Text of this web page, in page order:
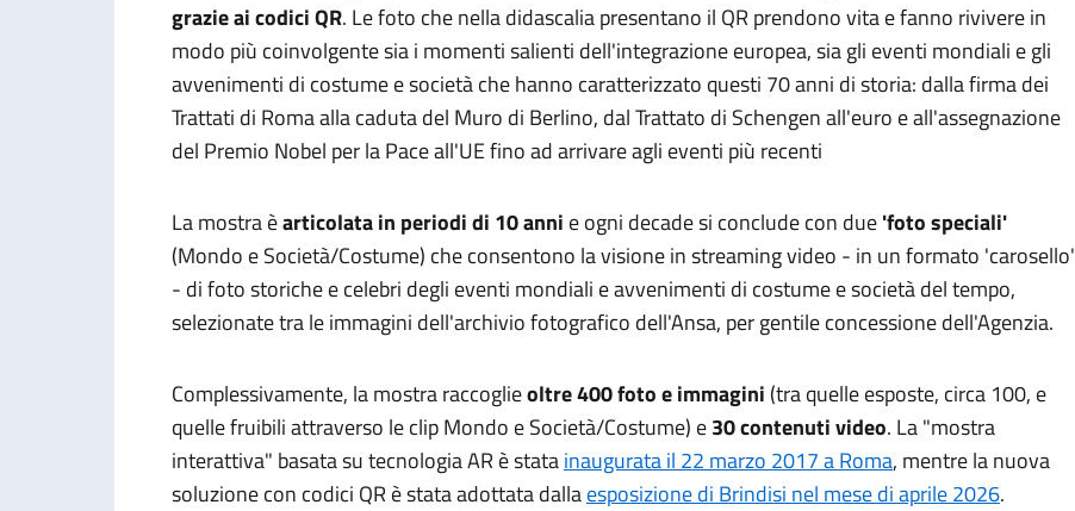
grazie ai codici QR. Le foto che nella didascalia presentano il QR prendono vita e fanno rivivere in
modo più coinvolgente sia i momenti salienti dell'integrazione europea, sia gli eventi mondiali e gli
avvenimenti di costume e società che hanno caratterizzato questi 70 anni di storia: dalla firma dei
Trattati di Roma alla caduta del Muro di Berlino, dal Trattato di Schengen all'euro e all'assegnazione
del Premio Nobel per la Pace all'UE fino ad arrivare agli eventi più recenti
La mostra èarticolata in periodi di 10 anni e ogni decade si conclude con due'foto speciali'
(Mondo e Società/Costume) che consentono la visione in streaming video - in un formato 'carosello'
- di foto storiche e celebri degli eventi mondiali e avvenimenti di costume e società del tempo,
selezionate tra le immagini dell'archivio fotografico dell'Ansa, per gentile concessione dell'Agenzia.
Complessivamente, la mostra raccoglieoltre 400 foto e immagini (tra quelle esposte, circa 100, e
quelle fruibili attraverso le clip Mondo e Società/Costume) e30 contenuti video. La "mostra
interattiva" basata su tecnologia AR è statainaugurata il 22 marzo 2017 a Roma, mentre la nuova
soluzione con codici QR è stata adottata dallaesposizione di Brindisi nel mese di aprile 2026.